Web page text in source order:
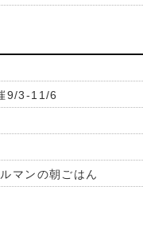
9/3-11/6
マンの朝ごはん